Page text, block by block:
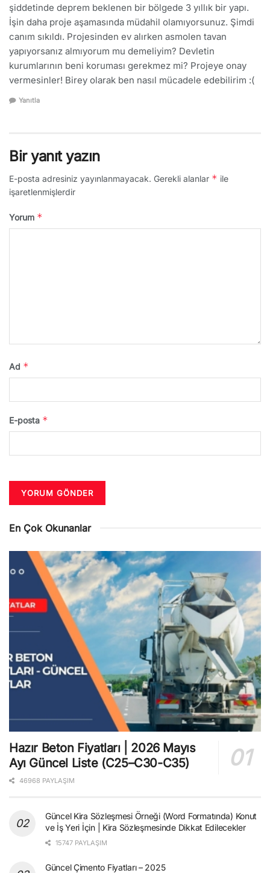
şiddetinde deprem beklenen bir bölgede 3 yıllık bir yapı.
İşin daha proje aşamasında müdahil olamıyorsunuz. Şimdi
canım sıkıldı. Projesinden ev alırken asmolen tavan
yapıyorsanız almıyorum mu demeliyim? Devletin
kurumlarının beni koruması gerekmez mi? Projeye onay
vermesinler! Birey olarak ben nasıl mücadele edebilirim :(
Yanıtla
Bir yanıt yazın
E-posta adresiniz yayınlanmayacak. Gerekli alanlar * ile
işaretlenmişlerdir
Yorum *
Ad *
E-posta *
En Çok Okunanlar
Hazır Beton Fiyatları | 2026 Mayıs
Ayı Güncel Liste (C25–C30-C35)
46968 PAYLAŞIM
Güncel Kira Sözleşmesi Örneği (Word Formatında) Konut
ve İş Yeri İçin | Kira Sözleşmesinde Dikkat Edilecekler
15747 PAYLAŞIM
Güncel Çimento Fiyatları – 2025